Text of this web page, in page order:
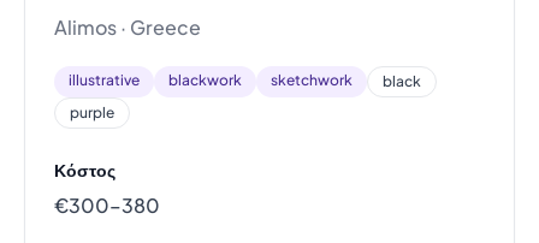
Alimos · Greece
illustrative blackwork sketchwork
black
purple
Κόστος
€300–380